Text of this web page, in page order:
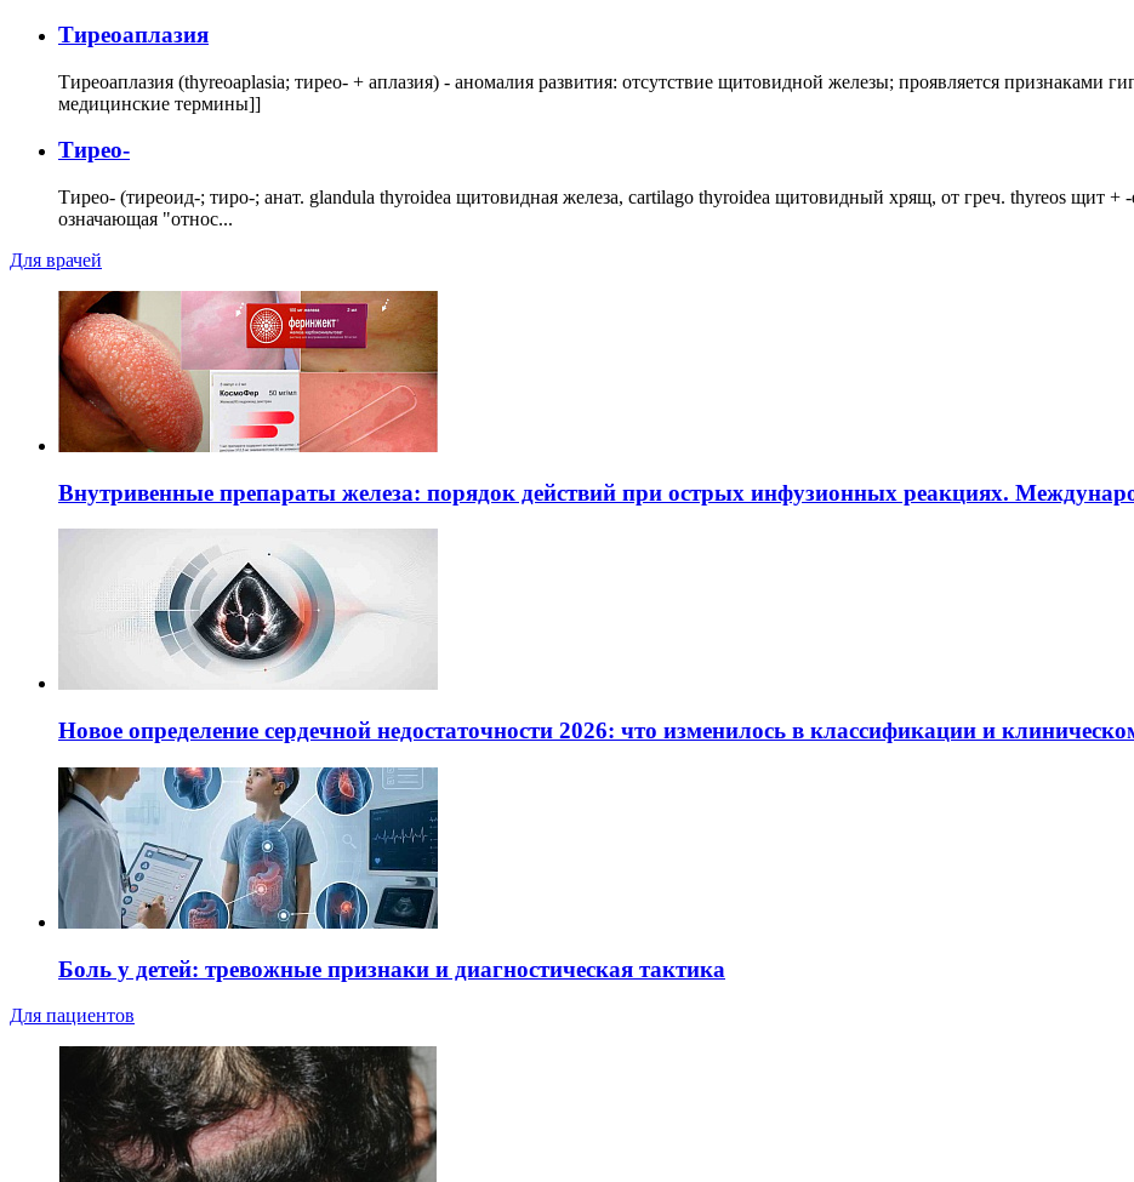
Тиреоаплазия
Тиреоаплазия (thyreoaplasia; тирео- + аплазия) - аномалия развития: отсутствие щитовидной железы; проявляется признаками
медицинские термины]]
Тирео-
Тирео- (тиреоид-; тиро-; анат. glandula thyroidea щитовидная железа, cartilago thyroidea щитовидный хрящ, от греч. thyreos щит +
означающая "относ...
Для врачей
Внутривенные препараты железа: порядок действий при острых инфузионных реакциях.
Новое определение сердечной недостаточности 2026: что изменилось в классификации и
Боль у детей: тревожные признаки и диагностическая тактика
Для пациентов